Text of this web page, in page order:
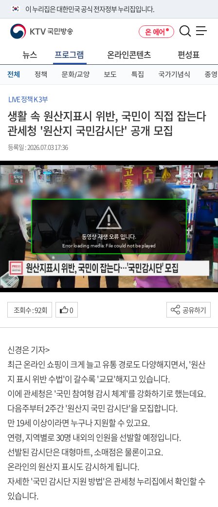
이 누리집은 대한민국 공식 전자정부 누리집입니다.
공식 누리집 주소 확인하기
니다.
이밖에 or.kr 또는 .kr등 다른 도메인 주소를 사용하고 있다면 아래 URL에
서 도메인 주소를 확인해 보세요
KTV 국민방송 온 에어
뉴스 프로그램 온라인콘텐츠 편성표
전체 정책 문화/교양 보도 특집 국가기념식 종영
LIVE 정책 K 3부
생활 속 원산지표시 위반, 국민이 직접 잡는다
관세청 '원산지 국민감시단' 공개 모집
등록일 : 2026.07.03 17:36
조회수 : 92회 0 공유하기
신경은 기자>
최근 온라인 쇼핑이 크게 늘고 유통 경로도 다양해지면서, '원산
지 표시 위반 수법'이 갈수록 '교묘'해지고 있습니다.
이에 관세청은 '국민 참여형 감시 체계'를 강화하기로 했는데요.
다음주부터 2주간 '원산지 국민 감시단'을 모집합니다.
만 19세 이상이라면 누구나 지원할 수 있고요.
연령, 지역별로 30명 내외의 인원을 선발할 예정입니다.
선발된 감시단은 대형마트, 소매점은 물론이고요.
온라인의 원산지 표시도 감시하게 됩니다.
자세한 '국민 감시단 지원 방법'은 관세청 누리집에서 확인할 수
있습니다.